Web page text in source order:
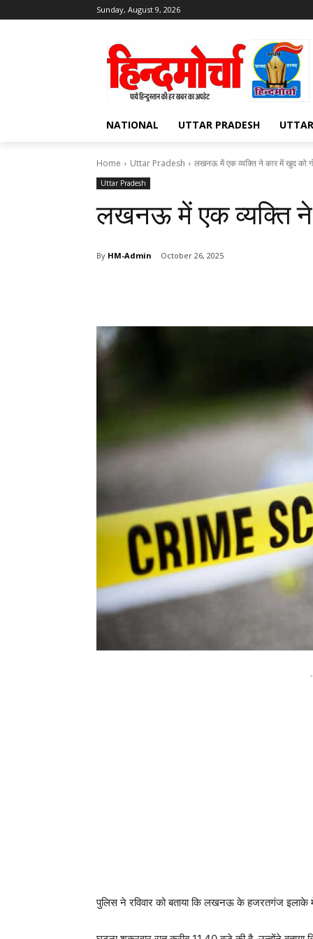
Sunday, August 9, 2026
NATIONAL UTTAR PRADESH
Home Uttar Pradesh लखनऊ में एक व्यक्ति ने कार में खुद को
Uttar Pradesh
लखनऊ में एक व्यक्ति ने
By HM-Admin October 26, 2025
पुलिस ने रविवार को बताया कि लखनऊ के हजरतगंज इलाके